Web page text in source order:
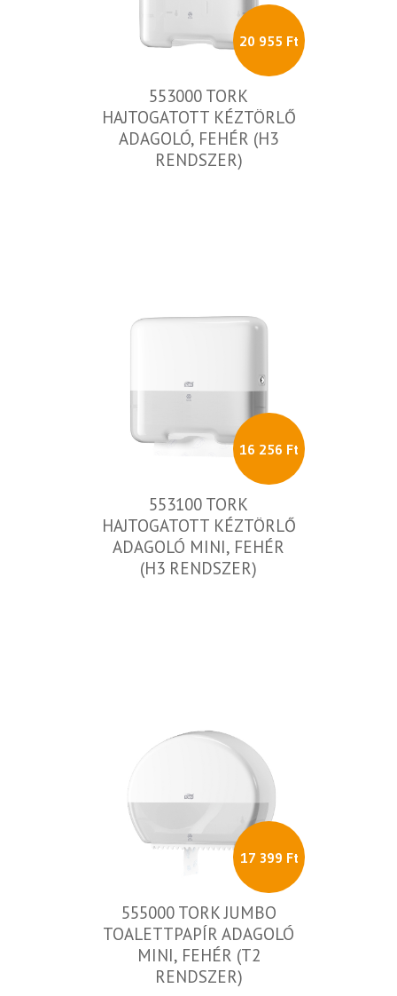
20 955 Ft
553000 TORK
HAJTOGATOTT KÉZTÖRLŐ
ADAGOLÓ, FEHÉR (H3
RENDSZER)
16 256 Ft
553100 TORK
HAJTOGATOTT KÉZTÖRLŐ
ADAGOLÓ MINI, FEHÉR
(H3 RENDSZER)
17 399 Ft
555000 TORK JUMBO
TOALETTPAPÍR ADAGOLÓ
MINI, FEHÉR (T2
RENDSZER)